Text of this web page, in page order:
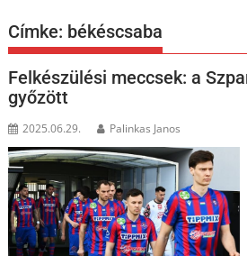
Címke: békéscsaba
Felkészülési meccsek: a
győzött
2025.06.29. Palinkas Janos